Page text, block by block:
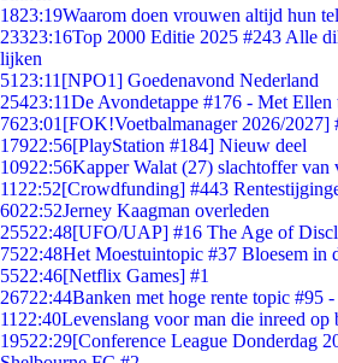
1823:19Waarom doen vrouwen altijd hun
23323:16Top 2000 Editie 2025 #243 Alle
lijken
51 23:11 [NPO1] Goedenavond Nederland
25423:11De Avondetappe #176 - Met Ellen
7623:01 [FOK!Voetbalmanager 2026/2027]
17922:56[PlayStation #184] Nieuw deel
10922:56Kapper Walat (27) slachtoffer van
11 22:52[Crowdfunding] #443
6022:52Jerney Kaagman overleden
25522:48[UFO/UAP] #16 The Age of
7522:48Het Moestuintopic #37 Bloesem in
5522:46[Netflix Games] #1
26722:44Banken met hoge rente topic #95
11 22:40Levenslang voor man die inreed op
19522:29[Conference League Donderdag